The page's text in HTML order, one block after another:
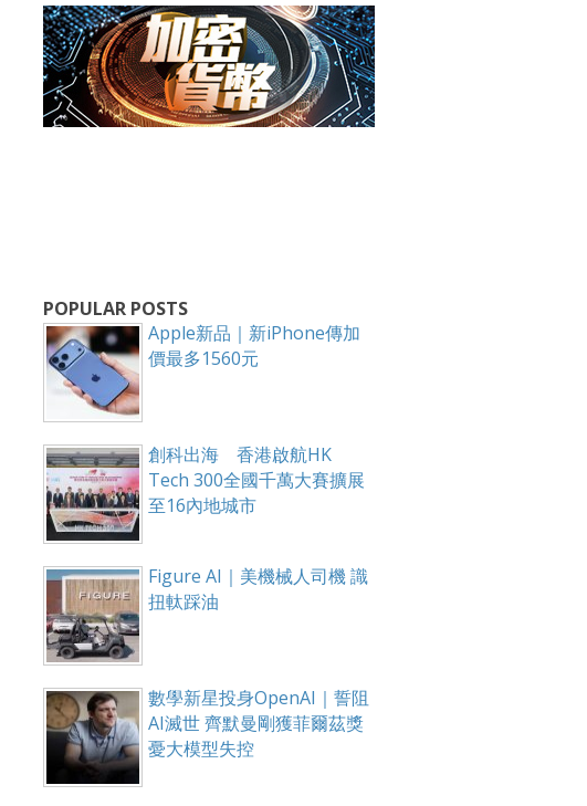
POPULAR POSTS
Apple新品｜新iPhone傳加
價最多1560元
創科出海 香港啟航HK
Tech 300全國千萬大賽擴展
至16內地城市
Figure AI｜美機械人司機 識
扭軚踩油
數學新星投身OpenAI｜誓阻
AI滅世 齊默曼剛獲菲爾茲獎
憂大模型失控
達郵箱！